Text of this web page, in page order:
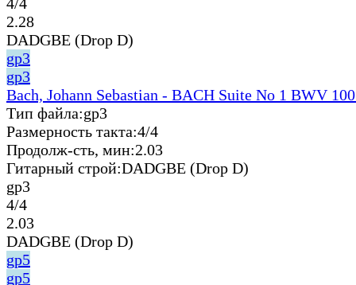
2.28
DADGBE (Drop D)
gp3
gp3
Bach, Johann Sebastian - BACH Suite No 1 BWV
Тип файла:gp3
Размерность такта:4/4
Продолж-сть, мин:2.03
Гитарный строй:DADGBE (Drop D)
gp3
4/4
2.03
DADGBE (Drop D)
gp5
gp5